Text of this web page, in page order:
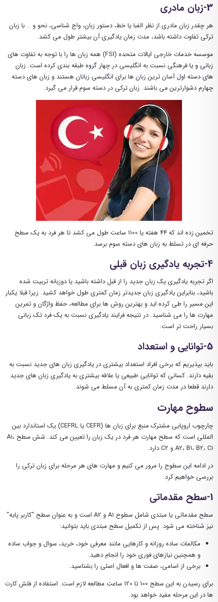
3-زبان مادری
هر چقدر زبان مادری از نظر الفبا یا خط، دستور زبان، واج شناسی، نحو و .. با زبان
ترکی تفاوت داشته باشد، مدت زمان یادگیری آن بیشتر طول می کشد.
موسسه خدمات خارجی ایالات متحده (FSI) همه زبان ها را با توجه به تفاوت های
زبانی و یا فرهنگی نسبت به انگلیسی در چهار گروه طبقه بندی کرده است. زبان
های دسته اول آسان ترین زبان ها برای انگلیسی زبانان هستند و زبان های دسته
چهارم دشوارترین می باشند. زبان ترکی در دسته سوم قرار می گیرد.
تخمین زده اند که 44 هفته یا 1100 ساعت طول می کشد تا هر فرد به یک سطح
حرفه ای در تسلط به زبان های دسته سوم برسد.
4-تجربه یادگیری زبان قبلی
اگر تجربه یادگیری یک زبان جدید را از قبل داشته باشید یا دوزبانه تربیت شده
باشید، بنابراین یادگیری زبان جدیدتر زمان کمتری طول خواهد کشید. زیرا قبلا یکبار
این مسیر را طی کرده اید و بهترین روش ها برای مطالعه، حفظ واژگان و تمرین
مهارت ها را می شناسید. در نتیجه فرایند یادگیری نسبت به یک فرد تک زبانی
بسیار راحت تر است.
5-توانایی و استعداد
باید بپذیریم که برخی افراد استعداد بیشتری در یادگیری زبان های جدید نسبت به
بقیه دارند. کسانی که توانایی طبیعی یا علاقه بیشتری به یادگیری زبان های جدید
دارند قطعا در مدت زمان کمتری به آن مسلط می شوند.
سطوح مهارت
چارچوب اروپایی مشترک منبع برای زبان ها (CEFR یا CEFRL) یک استاندارد بین
المللی است که سطح مهارت هر فرد در یک زبان را تعیین می کند. شش سطح A1،
A2، B1، B2، C1 و C2 دارد.
در ادامه این سطوح را مرور می کنیم و مهارت های هر مرحله برای زبان ترکی را
بررسی خواهیم کرد.
1-سطح مقدماتی
سطح مقدماتی یا مبتدی شامل سطوح A1 و A2 است و به عنوان سطح “کاربر پایه”
نیز شناخته می شود. پس از تکمیل سطح مبتدی باید بتوانید:
مکالمات ساده روزانه و کارهایی مانند معرفی خود، خرید، سوال و جواب ساده
و همچنین نیازهای فوری خود را انجام دهید.
برخی از اسامی، صفت ها و افعال اصلی را بشناسید.
برای رسیدن به این سطح 100 تا 120 ساعت مطالعه لازم است. استفاده از فلش کارت
ها در این مرحله مفید خواهد بود.